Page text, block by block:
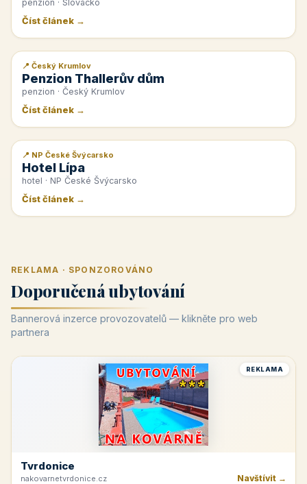
penzion · Slovácko
Číst článek →
📰 PR článek
📍 Český Krumlov
Penzion Thallerův dům
penzion · Český Krumlov
Číst článek →
📰 PR článek
📍 NP České Švýcarsko
Hotel Lípa
hotel · NP České Švýcarsko
Číst článek →
REKLAMA · SPONZOROVÁNO
Doporučená ubytování
Bannerová inzerce provozovatelů — klikněte pro web
partnera
REKLAMA
Tvrdonice
nakovarnetvrdonice.cz Navštívit →